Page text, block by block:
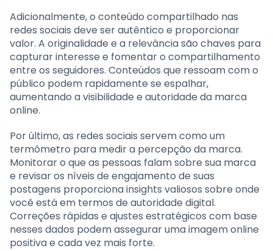
Adicionalmente, o conteúdo compartilhado nas
redes sociais deve ser autêntico e proporcionar
valor. A originalidade e a relevância são chaves para
capturar interesse e fomentar o compartilhamento
entre os seguidores. Conteúdos que ressoam com o
público podem rapidamente se espalhar,
aumentando a visibilidade e autoridade da marca
online.
Por último, as redes sociais servem como um
termômetro para medir a percepção da marca.
Monitorar o que as pessoas falam sobre sua marca
e revisar os níveis de engajamento de suas
postagens proporciona insights valiosos sobre onde
você está em termos de autoridade digital.
Correções rápidas e ajustes estratégicos com base
nesses dados podem assegurar uma imagem online
positiva e cada vez mais forte.